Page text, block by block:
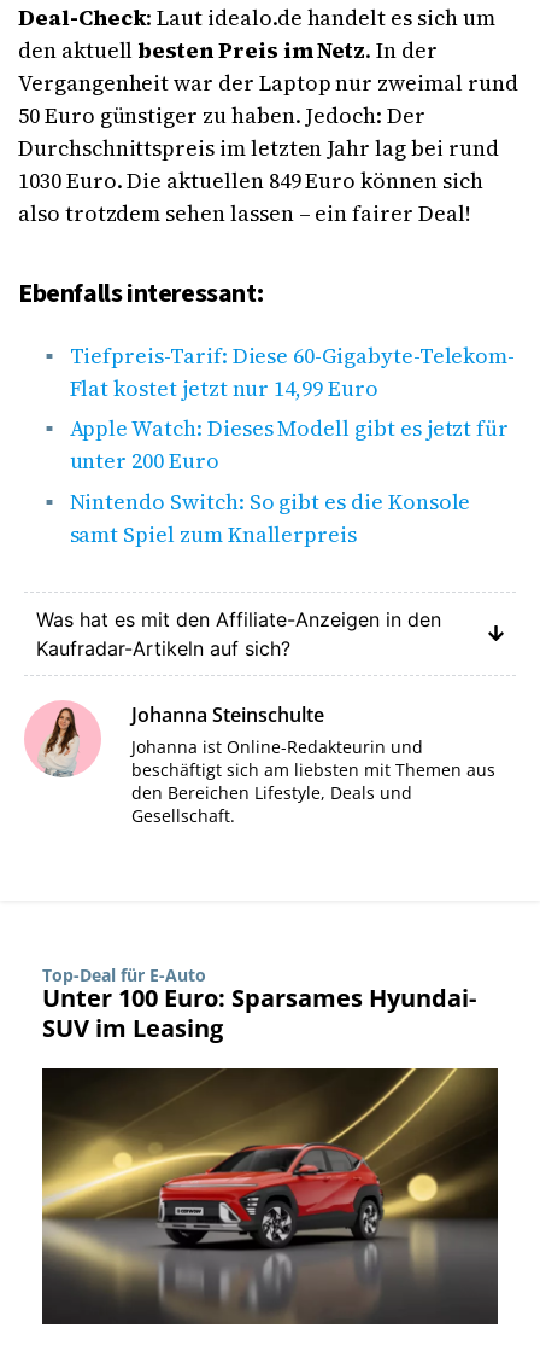
Deal-Check: Laut idealo.de handelt es sich um
den aktuell besten Preis im Netz. In der
Vergangenheit war der Laptop nur zweimal rund
50 Euro günstiger zu haben. Jedoch: Der
Durchschnittspreis im letzten Jahr lag bei rund
1030 Euro. Die aktuellen 849 Euro können sich
also trotzdem sehen lassen – ein fairer Deal!
Ebenfalls interessant:
Tiefpreis-Tarif: Diese 60-Gigabyte-Telekom-
Flat kostet jetzt nur 14,99 Euro
Apple Watch: Dieses Modell gibt es jetzt für
unter 200 Euro
Nintendo Switch: So gibt es die Konsole
samt Spiel zum Knallerpreis
Was hat es mit den Affiliate-Anzeigen in den
Kaufradar-Artikeln auf sich?
Johanna Steinschulte
Johanna ist Online-Redakteurin und
beschäftigt sich am liebsten mit Themen aus
den Bereichen Lifestyle, Deals und
Gesellschaft.
Top-Deal für E-Auto
Unter 100 Euro: Sparsames Hyundai-
SUV im Leasing